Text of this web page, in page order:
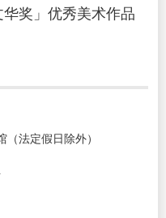
奖」优秀美术作品
法定假日除外）